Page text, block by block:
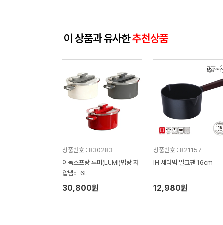
이 상품과 유사한추천상품
상품번호 : 830283
이녹스프랑 루미(LUMI)법랑 저
압냄비 6L
30,800원
상품번호 : 821157
IH 세라믹 밀크팬 16cm
12,980원